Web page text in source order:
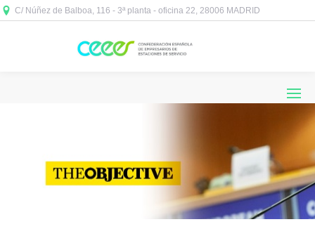
C/ Núñez de Balboa, 116 - 3ª planta - oficina 22, 28006 MADRID